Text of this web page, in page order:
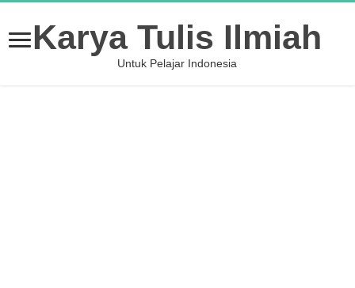
Karya Tulis Ilmiah
Untuk Pelajar Indonesia